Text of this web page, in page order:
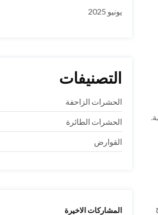
يونيو 2025
التصنيفات
الحشرات الزاحفة
الحشرات الطائرة
القوارض
المشاركات الاخيرة